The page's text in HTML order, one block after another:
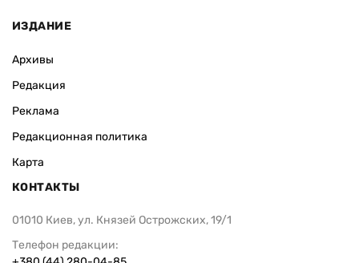
ИЗДАНИЕ
Архивы
Редакция
Реклама
Редакционная политика
Карта
КОНТАКТЫ
01010 Киев, ул. Князей Острожских, 19/1
Телефон редакции: